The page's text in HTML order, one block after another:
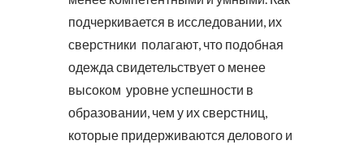
подчеркивается в исследовании, их
сверстники полагают, что подобная
одежда свидетельствует о менее
высоком уровне успешности в
образовании, чем у их сверстниц,
которые придерживаются делового и